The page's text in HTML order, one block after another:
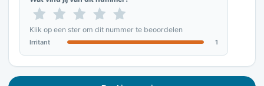
Klik op een ster om dit nummer te beoordelen
Irritant 1